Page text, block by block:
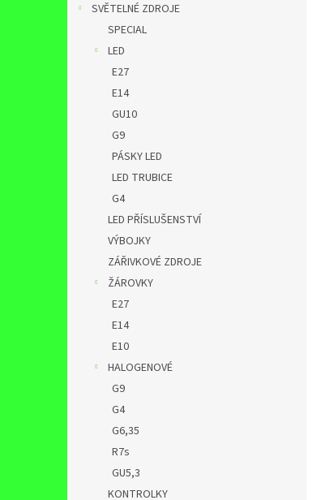
SVĚTELNÉ ZDROJE
SPECIAL
LED
E27
E14
GU10
G9
PÁSKY LED
LED TRUBICE
G4
LED PŘÍSLUŠENSTVÍ
VÝBOJKY
ZÁŘIVKOVÉ ZDROJE
ŽÁROVKY
E27
E14
E10
HALOGENOVÉ
G9
G4
G6,35
R7s
GU5,3
KONTROLKY